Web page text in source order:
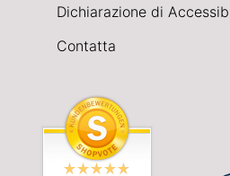
Dichiarazione di
Contatta